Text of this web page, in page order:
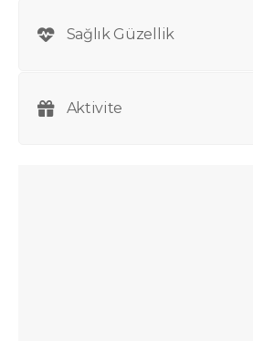
Sağlık Güzellik
Aktivite